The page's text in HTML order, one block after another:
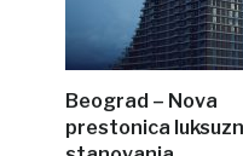
Beograd – Nova
prestonica